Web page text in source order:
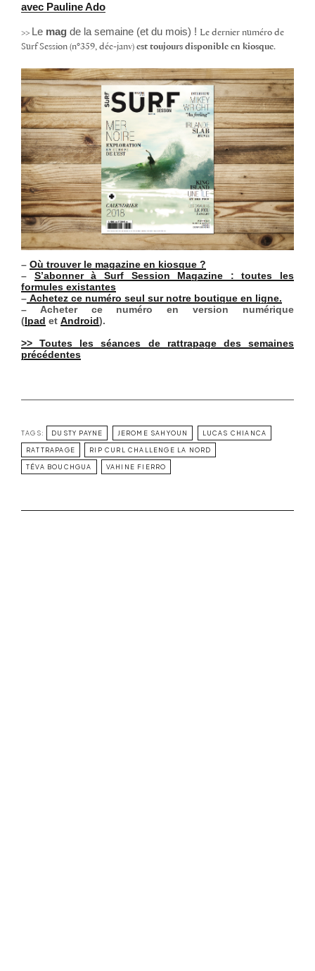
avec Pauline Ado
>> Le mag de la semaine (et du mois) ! Le dernier numéro de
Surf Session (n°359, déc-janv) est toujours disponible en kiosque.
– Où trouver le magazine en kiosque ?
– S’abonner à Surf Session Magazine : toutes les
formules existantes
– Achetez ce numéro seul sur notre boutique en ligne.
– Acheter ce numéro en version numérique
(Ipad et Android).
>> Toutes les séances de rattrapage des semaines
précédentes
TAGS: DUSTY PAYNE JEROME SAHYOUN LUCAS CHIANCA
RATTRAPAGE RIP CURL CHALLENGE LA NORD
TÉVA BOUCHGUA VAHINE FIERRO